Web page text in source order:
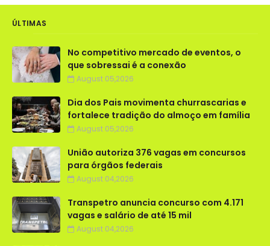
ÚLTIMAS
No competitivo mercado de eventos, o
que sobressai é a conexão
August 05,2026
Dia dos Pais movimenta churrascarias e
fortalece tradição do almoço em família
August 05,2026
União autoriza 376 vagas em concursos
para órgãos federais
August 04,2026
Transpetro anuncia concurso com 4.171
vagas e salário de até 15 mil
August 04,2026